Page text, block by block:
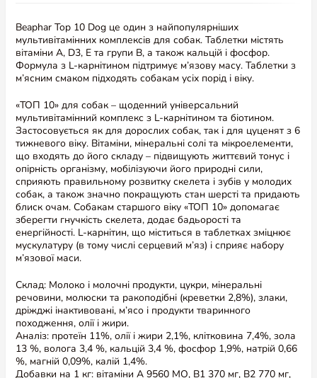
Beaphar Top 10 Dog це один з найпопулярніших
мультивітамінних комплексів для собак. Таблетки містять
вітаміни A, D3, E та групи B, а також кальцій і фосфор.
Формула з L-карнітином підтримує м’язову масу. Таблетки з
м’ясним смаком підходять собакам усіх порід і віку.
«ТОП 10» для собак – щоденний універсальний
мультивітамінний комплекс з L-карнітином та біотином.
Застосовується як для дорослих собак, так і для цуценят з 6
тижневого віку. Вітаміни, мінеральні солі та мікроелементи,
що входять до його складу – підвищують життєвий тонус і
опірність організму, мобілізуючи його природні сили,
сприяють правильному розвитку скелета і зубів у молодих
собак, а також значно покращують стан шерсті та придають
блиск очам. Собакам старшого віку «ТОП 10» допомагає
зберегти гнучкість скелета, додає бадьорості та
енергійності. L-карнітин, що міститься в таблетках зміцнює
мускулатуру (в тому числі серцевий м’яз) і сприяє набору
м’язової маси.
Склад: Молоко і молочні продукти, цукри, мінеральні
речовини, молюски та ракоподібні (креветки 2,8%), злаки,
дріжджі інактивовані, м’ясо і продукти тваринного
походження, олiї і жири.
Аналіз: протеїн 11%, олiї і жири 2,1%, клітковина 7,4%, зола
13 %, волога 3,4 %, кальцій 3,4 %, фосфор 1,9%, натрій 0,66
%, магній 0,09%, калій 1,4%.
Добавки на 1 кг: вітаміни А 9560 МО, В1 370 мг, В2 770 мг,